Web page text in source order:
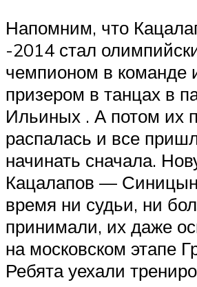
Напомним, что
-2014 стал
чемпионом в команде
призером в танцах в
Ильиных . А потом их
распалась и все
начинать сначала.
Кацалапов —
время ни судьи, ни
принимали, их даже
на московском этапе
Ребята уехали